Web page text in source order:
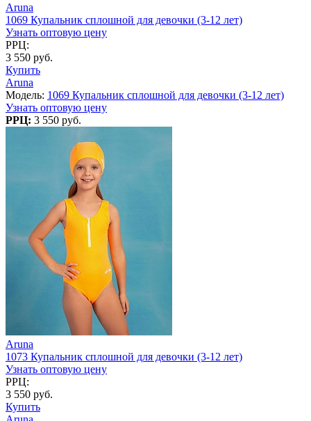
Aruna
1069 Купальник сплошной для девочки (3-12 лет)
Узнать оптовую цену
РРЦ:
3 550 руб.
Купить
Aruna
Модель: 1069 Купальник сплошной для девочки (3-12 лет)
Узнать оптовую цену
РРЦ: 3 550 руб.
Aruna
1073 Купальник сплошной для девочки (3-12 лет)
Узнать оптовую цену
РРЦ:
3 550 руб.
Купить